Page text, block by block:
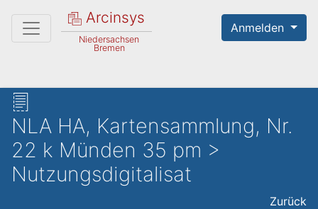
Arcinsys
Niedersachsen
Bremen
Anmelden
NLA HA, Kartensammlung, Nr.
22 k Münden 35 pm >
Nutzungsdigitalisat
Zurück